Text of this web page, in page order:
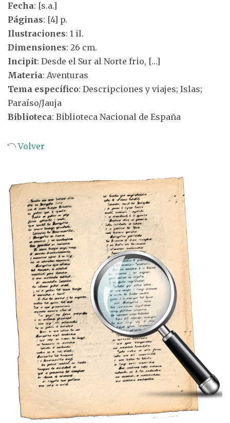
Fecha: [s.a.]
Páginas: [4] p.
Ilustraciones: 1 il.
Dimensiones: 26 cm.
Incipit: Desde el Sur al Norte frio, […]
Materia: Aventuras
Tema específico: Descripciones y viajes; Islas;
Paraíso/Jauja
Biblioteca: Biblioteca Nacional de España
Volver